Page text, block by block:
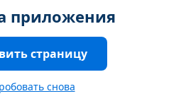
приложения
страницу
снова